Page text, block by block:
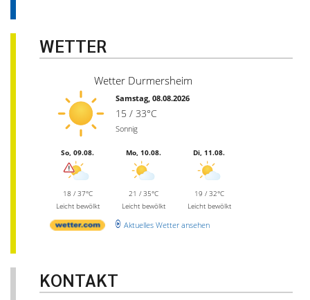
WETTER
Wetter Durmersheim
Samstag, 08.08.2026
15 / 33°C
Sonnig
So, 09.08.
18 / 37°C
Leicht bewölkt
Mo, 10.08.
21 / 35°C
Leicht bewölkt
Di, 11.08.
19 / 32°C
Leicht bewölkt
Aktuelles Wetter ansehen
KONTAKT